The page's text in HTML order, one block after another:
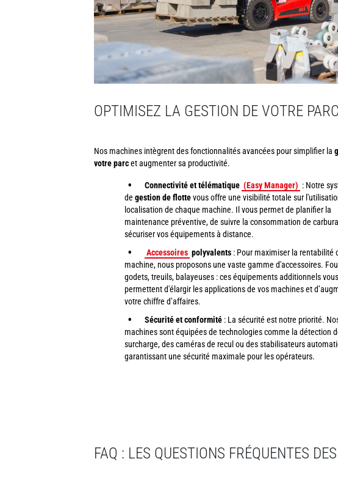
OPTIMISEZ LA GESTION DE VOTRE
Nos machines intègrent des fonctionnalités avancées pour simplifier la
votre parcet augmenter sa productivité.
Connectivité et télématique (Easy Manager) : Notre
de gestion de flottevous offre une visibilité totale sur
localisation de chaque machine. Il vous permet de planifier la
maintenance préventive, de suivre la consommation de
sécuriser vos équipements à distance.
Accessoires polyvalents: Pour maximiser la rentabilité
machine, nous proposons une vaste gamme d'accessoires.
godets, treuils, balayeuses : ces équipements additionnels vous
permettent d'élargir les applications de vos machines et
votre chiffre d’affaires.
Sécurité et conformité: La sécurité est notre priorité.
machines sont équipées de technologies comme la détection
surcharge, des caméras de recul ou des stabilisateurs
garantissant une sécurité maximale pour les opérateurs.
FAQ : LES QUESTIONS FRÉQUENTES